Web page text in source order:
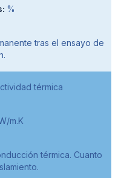
%
tras el ensayo de
térmica
m.K
térmica. Cuanto